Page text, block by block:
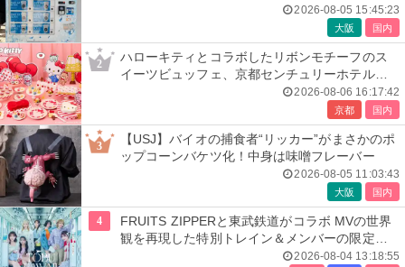
2026-08-05 15:45:23
大阪 国内
2
ハローキティとコラボしたリボンモチーフのス
イーツビュッフェ、京都センチュリーホテルで
2026-08-06 16:17:42
京都 国内
3
【USJ】バイオの捕食者“リッカー”がまさかのポ
ップコーンバケツ化！中身は味噌フレーバー
2026-08-05 11:03:43
大阪 国内
4
FRUITS ZIPPERと東武鉄道がコラボ MVの世界
観を再現した特別トレイン＆メンバーの限定ア
2026-08-04 13:18:55